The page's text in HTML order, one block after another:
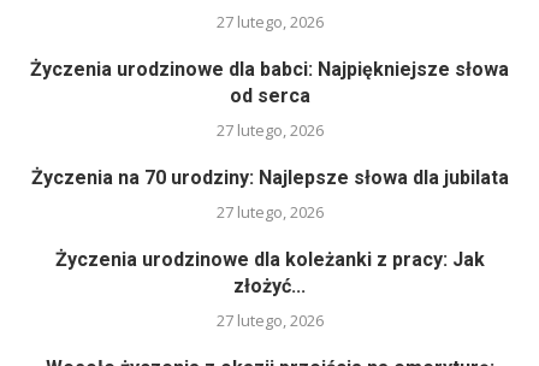
27 lutego, 2026
Życzenia urodzinowe dla babci: Najpiękniejsze słowa
od serca
27 lutego, 2026
Życzenia na 70 urodziny: Najlepsze słowa dla jubilata
27 lutego, 2026
Życzenia urodzinowe dla koleżanki z pracy: Jak
złożyć...
27 lutego, 2026